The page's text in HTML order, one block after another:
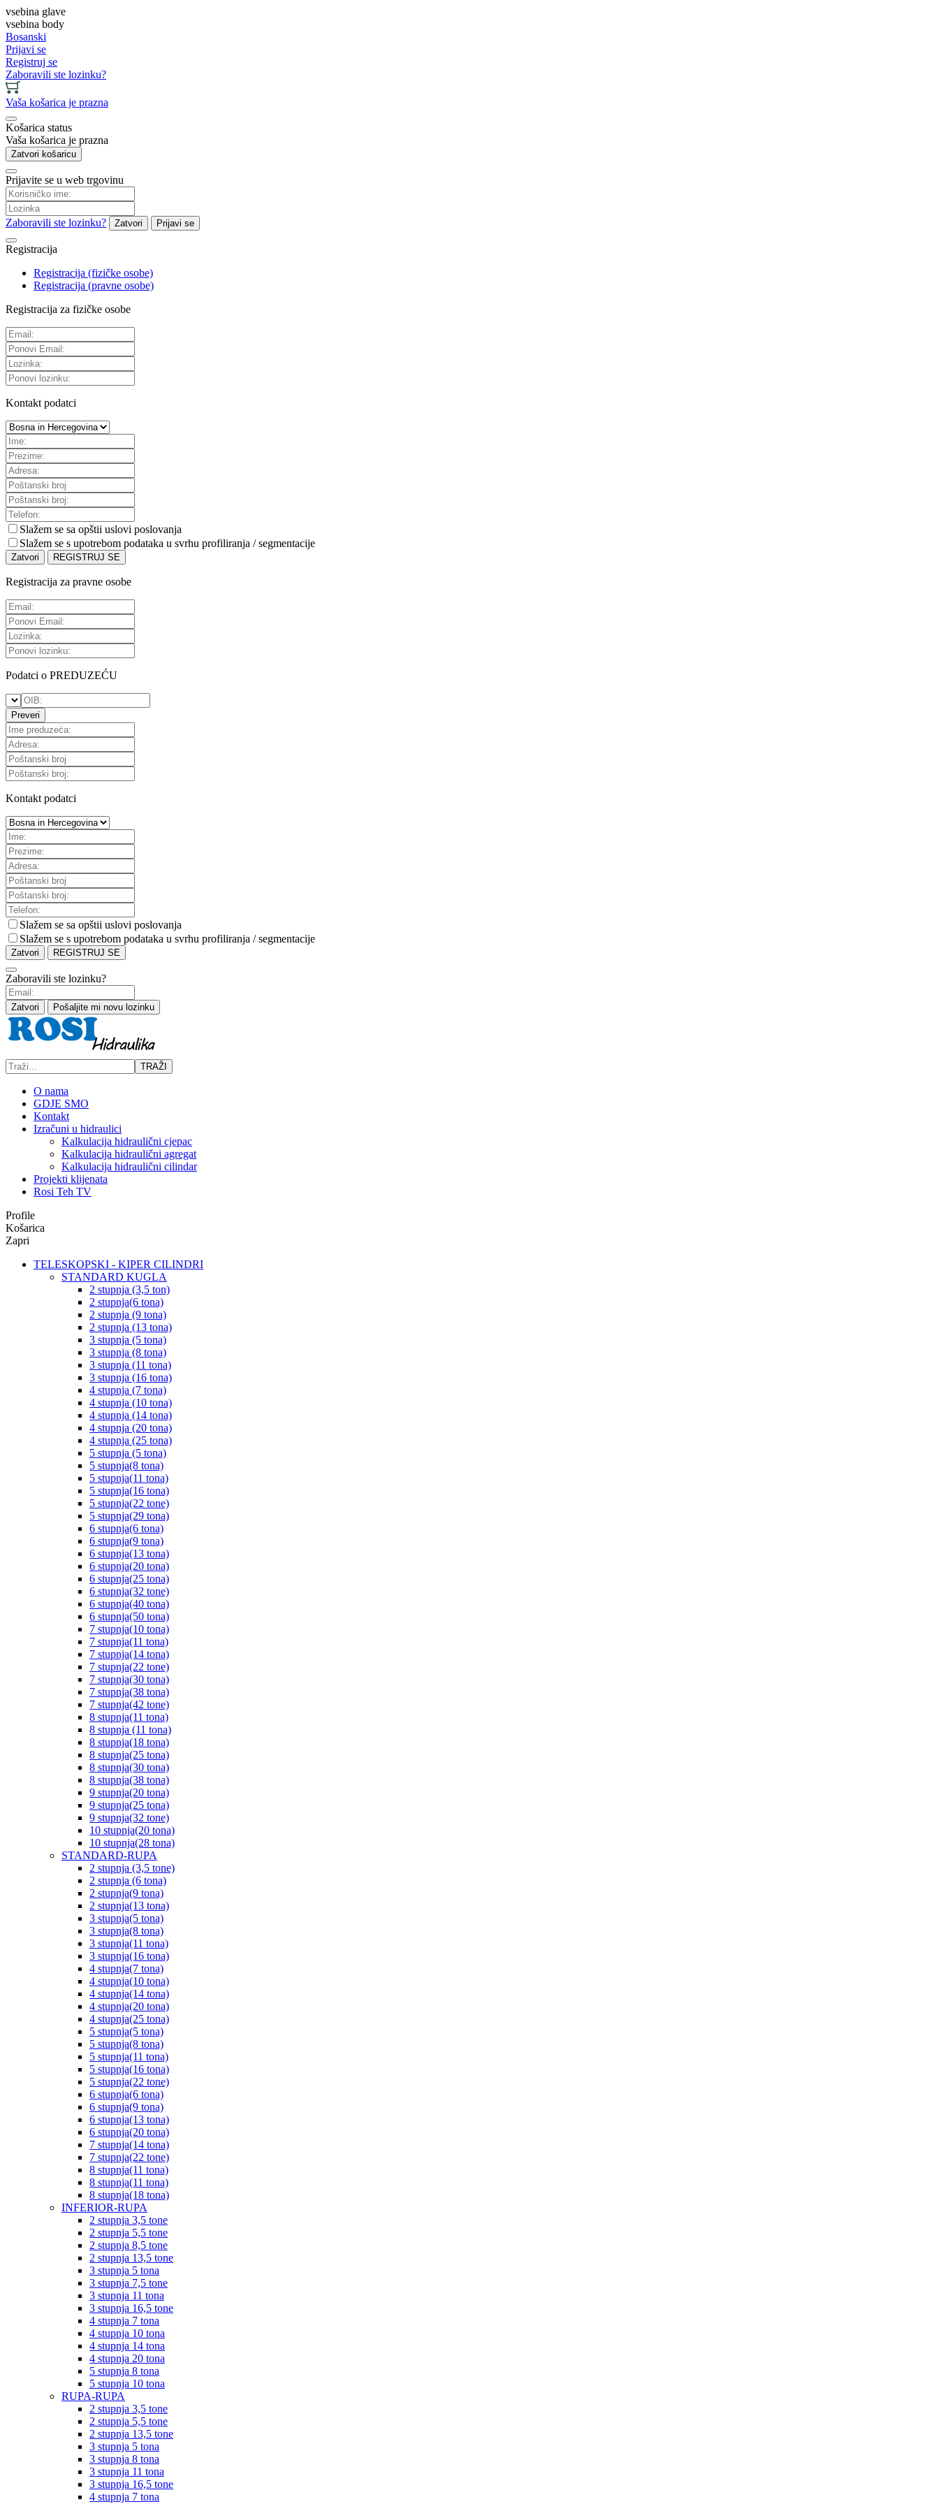
vsebina glave
vsebina body
Bosanski
Prijavi se
Registruj se
Zaboravili ste lozinku?
Vaša košarica je prazna
Košarica status
Vaša košarica je prazna
Zatvori košaricu
Prijavite se u web trgovinu
Zaboravili ste lozinku? Zatvori Prijavi se
Registracija
Registracija (fizičke osobe)
Registracija (pravne osobe)
Registracija za fizičke osobe
Kontakt podatci
Slažem se sa opštii uslovi poslovanja
Slažem se s upotrebom podataka u svrhu profiliranja / segmentacije
Zatvori REGISTRUJ SE
Registracija za pravne osobe
Podatci o PREDUZEĆU
Preveri
Kontakt podatci
Slažem se sa opštii uslovi poslovanja
Slažem se s upotrebom podataka u svrhu profiliranja / segmentacije
Zatvori REGISTRUJ SE
Zaboravili ste lozinku?
Zatvori Pošaljite mi novu lozinku
TRAŽI
O nama
GDJE SMO
Kontakt
Izračuni u hidraulici
Kalkulacija hidraulični cjepac
Kalkulacija hidraulični agregat
Kalkulacija hidraulični cilindar
Projekti klijenata
Rosi Teh TV
Profile
Košarica
Zapri
TELESKOPSKI - KIPER CILINDRI
STANDARD KUGLA
2 stupnja (3,5 ton)
2 stupnja(6 tona)
2 stupnja (9 tona)
2 stupnja (13 tona)
3 stupnja (5 tona)
3 stupnja (8 tona)
3 stupnja (11 tona)
3 stupnja (16 tona)
4 stupnja (7 tona)
4 stupnja (10 tona)
4 stupnja (14 tona)
4 stupnja (20 tona)
4 stupnja (25 tona)
5 stupnja (5 tona)
5 stupnja(8 tona)
5 stupnja(11 tona)
5 stupnja(16 tona)
5 stupnja(22 tone)
5 stupnja(29 tona)
6 stupnja(6 tona)
6 stupnja(9 tona)
6 stupnja(13 tona)
6 stupnja(20 tona)
6 stupnja(25 tona)
6 stupnja(32 tone)
6 stupnja(40 tona)
6 stupnja(50 tona)
7 stupnja(10 tona)
7 stupnja(11 tona)
7 stupnja(14 tona)
7 stupnja(22 tone)
7 stupnja(30 tona)
7 stupnja(38 tona)
7 stupnja(42 tone)
8 stupnja(11 tona)
8 stupnja (11 tona)
8 stupnja(18 tona)
8 stupnja(25 tona)
8 stupnja(30 tona)
8 stupnja(38 tona)
9 stupnja(20 tona)
9 stupnja(25 tona)
9 stupnja(32 tone)
10 stupnja(20 tona)
10 stupnja(28 tona)
STANDARD-RUPA
2 stupnja (3,5 tone)
2 stupnja (6 tona)
2 stupnja(9 tona)
2 stupnja(13 tona)
3 stupnja(5 tona)
3 stupnja(8 tona)
3 stupnja(11 tona)
3 stupnja(16 tona)
4 stupnja(7 tona)
4 stupnja(10 tona)
4 stupnja(14 tona)
4 stupnja(20 tona)
4 stupnja(25 tona)
5 stupnja(5 tona)
5 stupnja(8 tona)
5 stupnja(11 tona)
5 stupnja(16 tona)
5 stupnja(22 tone)
6 stupnja(6 tona)
6 stupnja(9 tona)
6 stupnja(13 tona)
6 stupnja(20 tona)
7 stupnja(14 tona)
7 stupnja(22 tone)
8 stupnja(11 tona)
8 stupnja(11 tona)
8 stupnja(18 tona)
INFERIOR-RUPA
2 stupnja 3,5 tone
2 stupnja 5,5 tone
2 stupnja 8,5 tone
2 stupnja 13,5 tone
3 stupnja 5 tona
3 stupnja 7,5 tone
3 stupnja 11 tona
3 stupnja 16,5 tone
4 stupnja 7 tona
4 stupnja 10 tona
4 stupnja 14 tona
4 stupnja 20 tona
5 stupnja 8 tona
5 stupnja 10 tona
RUPA-RUPA
2 stupnja 3,5 tone
2 stupnja 5,5 tone
2 stupnja 13,5 tone
3 stupnja 5 tona
3 stupnja 8 tona
3 stupnja 11 tona
3 stupnja 16,5 tone
4 stupnja 7 tona